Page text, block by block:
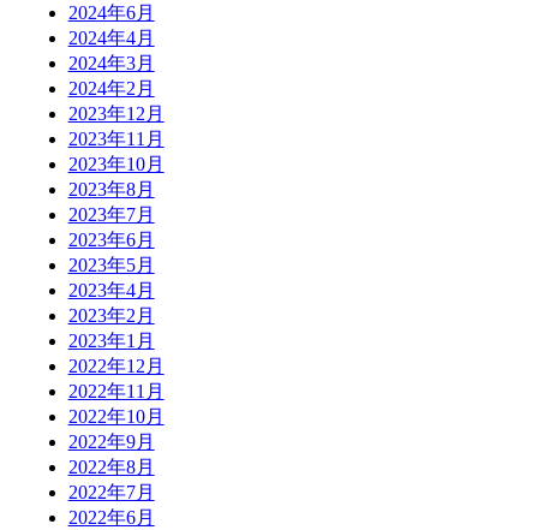
2024年6月
2024年4月
2024年3月
2024年2月
2023年12月
2023年11月
2023年10月
2023年8月
2023年7月
2023年6月
2023年5月
2023年4月
2023年2月
2023年1月
2022年12月
2022年11月
2022年10月
2022年9月
2022年8月
2022年7月
2022年6月